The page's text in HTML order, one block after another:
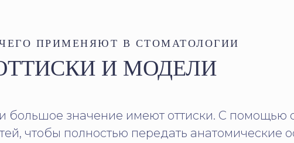
ПРИМЕНЯЮТ В СТОМАТОЛОГИИ
И МОДЕЛИ
большое значение имеют оттиски. С помощью
чтобы полностью передать анатомические